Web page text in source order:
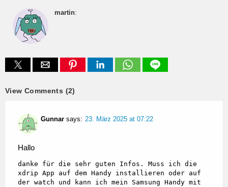
martin:
View Comments (2)
Gunnar says: 23. März 2025 at 07:22
Hallo
danke für die sehr guten Infos. Muss ich die
xdrip App auf dem Handy installieren oder auf
der watch und kann ich mein Samsung Handy mit